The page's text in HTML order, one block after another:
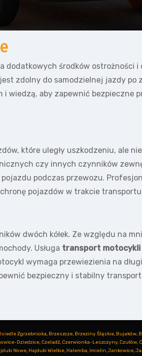
dodatkowych środków ostrożności i
zdolny do samodzielnej jazdy po
wiedzą, aby zapewnić bezpieczne
które uległy uszkodzeniu, ale
czy innych czynników
podczas przewozu.
pojazdów w trakcie
dwóch kółek. Ze względu na
Usługa transport motocykli
wymaga przewiezienia na
bezpieczny i stabilny
Zgrzebnioka, Brzeszcze, Brzeziny Śląskie, Bujaków,
Dziedzice, Czeladź, Czerwionka-Leszczyny, Czułów,
Nowe, Hajduki Wielkie, Halemba, Imielin,Jankowice,